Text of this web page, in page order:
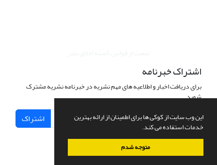
این وب سایت از کوکی ها برای اطمینان از ارائه بهترین
خدمات استفاده می کند.
متوجه شدم
اشتراک خبرنامه
برای دریافت اخبار و اطلاعیه های مهم نشریه در خبرنامه نشریه مشترک
شوید.
اشتراک